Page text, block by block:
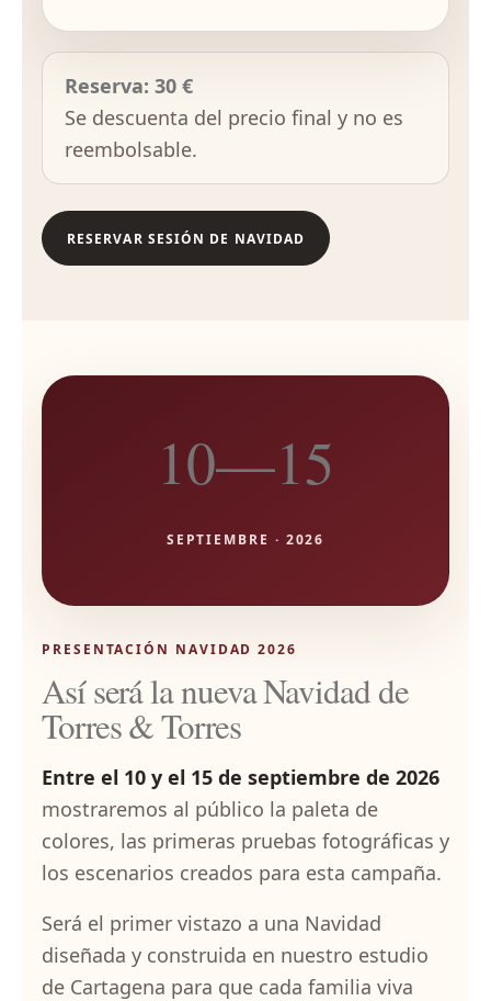
Reserva: 30 €
Se descuenta del precio final y no es
reembolsable.
RESERVAR SESIÓN DE NAVIDAD
10—15
SEPTIEMBRE · 2026
PRESENTACIÓN NAVIDAD 2026
Así será la nueva Navidad de
Torres & Torres
Entre el 10 y el 15 de septiembre de 2026
mostraremos al público la paleta de
colores, las primeras pruebas fotográficas y
los escenarios creados para esta campaña.
Será el primer vistazo a una Navidad
diseñada y construida en nuestro estudio
de Cartagena para que cada familia viva